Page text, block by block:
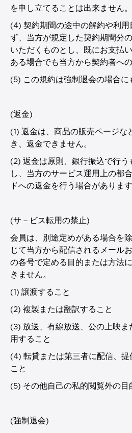
を申し立てることは出来ません。
(4) 契約期間の途中の解約や利用
ず、当方が規定した契約期間分
いただくものとし、既にお支払
ある場合でも当方から契約者へ
(5) この規約は強制退会の場合に
(返金)
(1) 返金は、商品の販売ページな
き、返金できません。
(2) 返金は原則、銀行振込で行う
し、当方のサービス運用上の都
ドへの返金を行う場合があります
(サ－ビス転用の禁止)
会員は、別途定めがある場合を
じて当方から配信されるメール
の各号で定める目的または方法
きません。
(1) 譲渡すること
(2) 複製または翻訳すること
(3) 放送、有線放送、公の上映ま
用すること
(4) 転貸または第三者に配信、提
こと
(5) その他自己の私的閲覧外の目
(強制退会)